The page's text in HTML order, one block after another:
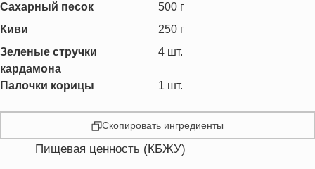
Сахарный песок
500 г
Киви
250 г
Зеленые стручки
кардамона
4 шт.
Палочки корицы 1 шт.
Скопировать ингредиенты
Пищевая ценность (КБЖУ)